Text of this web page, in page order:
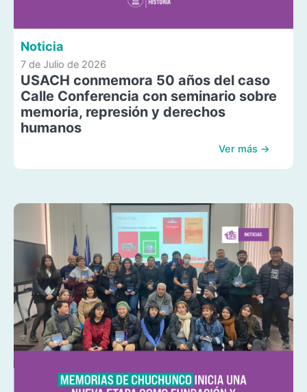
Noticia
7 de Julio de 2026
USACH conmemora 50 años del caso
Calle Conferencia con seminario sobre
memoria, represión y derechos
humanos
Ver más →